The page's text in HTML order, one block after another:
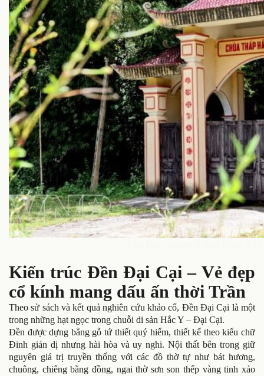
Kiến trúc Đền Đại Cại – Vẻ đẹp
cổ kính mang dấu ấn thời Trần
Theo sử sách và kết quả nghiên cứu khảo cổ, Đền Đại Cại là một
trong những hạt ngọc trong chuỗi di sản Hắc Y – Đại Cại.
Đền được dựng bằng gỗ tứ thiết quý hiếm, thiết kế theo kiểu chữ
Đinh giản dị nhưng hài hòa và uy nghi. Nội thất bên trong giữ
nguyên giá trị truyền thống với các đồ thờ tự như bát hương,
chuông, chiêng bằng đồng, ngai thờ sơn son thếp vàng tinh xảo